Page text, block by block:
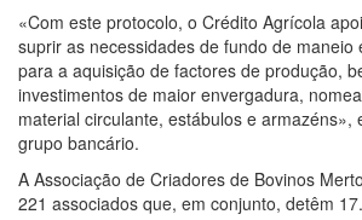
«Com este protocolo, o Crédito Agrícola
suprir as necessidades de fundo de maneio
para a aquisição de factores de produção,
investimentos de maior envergadura,
material circulante, estábulos e armazéns»,
grupo bancário.
A Associação de Criadores de Bovinos
221 associados que, em conjunto, detêm